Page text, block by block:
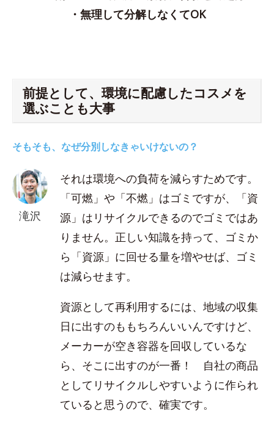
・無理して分解しなくてOK
前提として、環境に配慮したコスメを
選ぶことも大事
そもそも、なぜ分別しなきゃいけないの？
滝沢
それは環境への負荷を減らすためです。
「可燃」や「不燃」はゴミですが、「資
源」はリサイクルできるのでゴミではあ
りません。正しい知識を持って、ゴミか
ら「資源」に回せる量を増やせば、ゴミ
は減らせます。
資源として再利用するには、地域の収集
日に出すのももちろんいいんですけど、
メーカーが空き容器を回収しているな
ら、そこに出すのが一番！ 自社の商品
としてリサイクルしやすいように作られ
ていると思うので、確実です。